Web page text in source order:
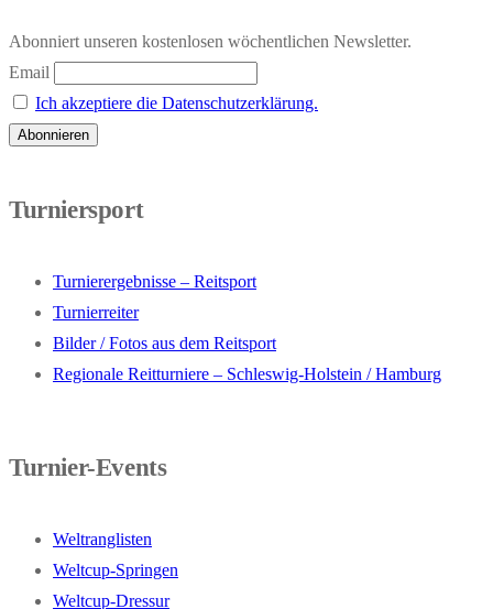
Abonniert unseren kostenlosen wöchentlichen Newsletter.
Email
Ich akzeptiere die Datenschutzerklärung.
Turniersport
Turnierergebnisse – Reitsport
Turnierreiter
Bilder / Fotos aus dem Reitsport
Regionale Reitturniere – Schleswig-Holstein / Hamburg
Turnier-Events
Weltranglisten
Weltcup-Springen
Weltcup-Dressur